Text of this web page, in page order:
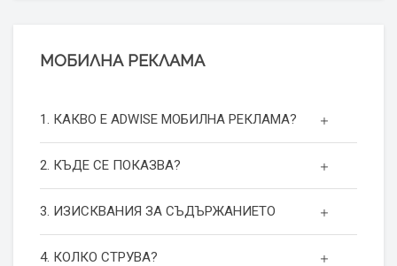
МОБИЛНА РЕКЛАМА
1. КАКВО Е ADWISE МОБИЛНА РЕКЛАМА?
2. КЪДЕ СЕ ПОКАЗВА?
3. ИЗИСКВАНИЯ ЗА СЪДЪРЖАНИЕТО
4. КОЛКО СТРУВА?